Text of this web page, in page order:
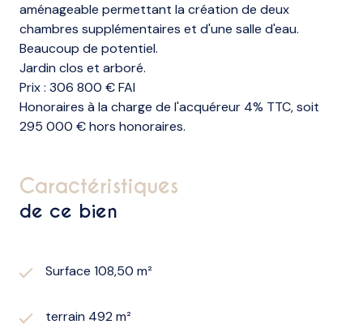
aménageable permettant la création de deux
chambres supplémentaires et d'une salle d'eau.
Beaucoup de potentiel.
Jardin clos et arboré.
Prix : 306 800 € FAI
Honoraires à la charge de l'acquéreur 4% TTC, soit
295 000 € hors honoraires.
caractéristiques
de ce bien
Surface 108,50 m²
terrain 492 m²